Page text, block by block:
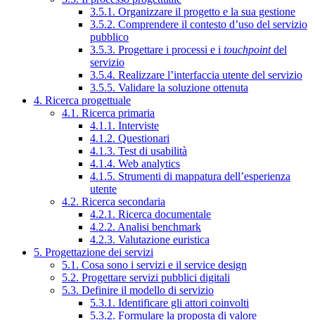
3.5.1. Organizzare il progetto e la sua gestione
3.5.2. Comprendere il contesto d’uso del servizio
pubblico
3.5.3. Progettare i processi e i touchpointdel
servizio
3.5.4. Realizzare l’interfaccia utente del servizio
3.5.5. Validare la soluzione ottenuta
4. Ricerca progettuale
4.1. Ricerca primaria
4.1.1. Interviste
4.1.2. Questionari
4.1.3. Test di usabilità
4.1.4. Web analytics
4.1.5. Strumenti di mappatura dell’esperienza
utente
4.2. Ricerca secondaria
4.2.1. Ricerca documentale
4.2.2. Analisi benchmark
4.2.3. Valutazione euristica
5. Progettazione dei servizi
5.1. Cosa sono i servizi e il service design
5.2. Progettare servizi pubblici digitali
5.3. Definire il modello di servizio
5.3.1. Identificare gli attori coinvolti
5.3.2. Formulare la proposta di valore